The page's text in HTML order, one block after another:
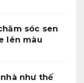
sóc sen
lên màu
như thế